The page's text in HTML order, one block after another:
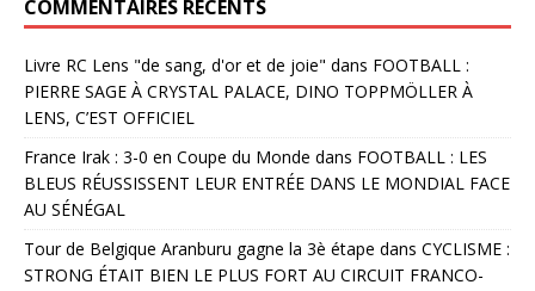
COMMENTAIRES RÉCENTS
Livre RC Lens "de sang, d'or et de joie" dans FOOTBALL :
PIERRE SAGE À CRYSTAL PALACE, DINO TOPPMÖLLER À
LENS, C’EST OFFICIEL
France Irak : 3-0 en Coupe du Monde dans FOOTBALL : LES
BLEUS RÉUSSISSENT LEUR ENTRÉE DANS LE MONDIAL FACE
AU SÉNÉGAL
Tour de Belgique Aranburu gagne la 3è étape dans CYCLISME :
STRONG ÉTAIT BIEN LE PLUS FORT AU CIRCUIT FRANCO-